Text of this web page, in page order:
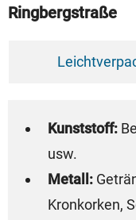
Ringbergstraße
Kunststoff:
usw.
Metall:
Kronkorken,